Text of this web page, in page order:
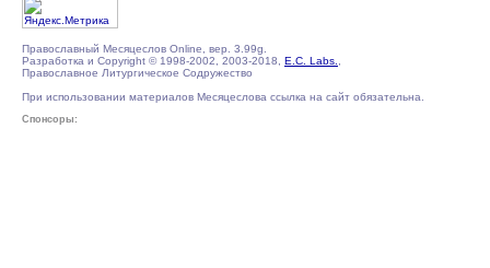
Православный Месяцеслов Online, вер. 3.99g.
Разработка и Copyright © 1998-2002, 2003-2018, E.C. Labs.
Православное Литургическое Содружество
При использовании материалов Месяцеслова ссылка на сайт обязательна.
Спонсоры: